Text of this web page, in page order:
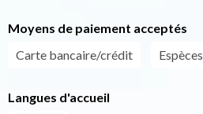
Moyens de paiement acceptés
Carte bancaire/crédit
Espèces
Langues d'accueil